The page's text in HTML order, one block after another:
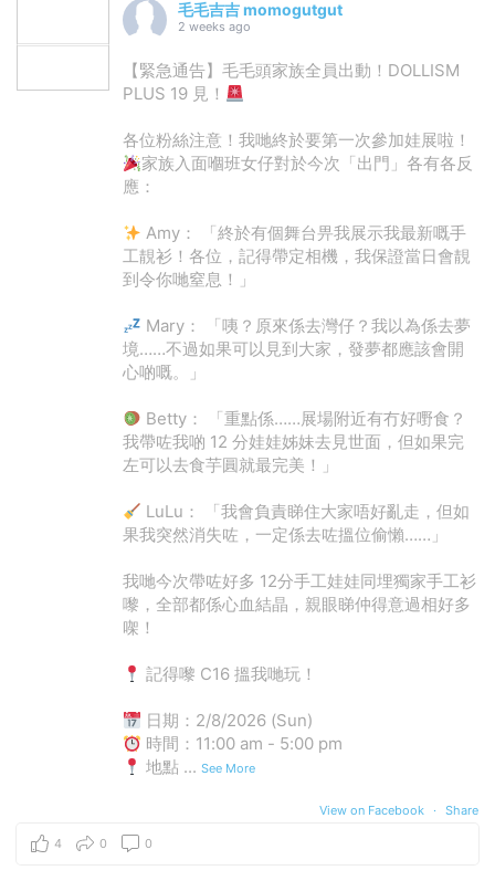
毛毛吉吉 momogutgut
2 weeks ago
【緊急通告】毛毛頭家族全員出動！DOLLISM
PLUS 19 見！
各位粉絲注意！我哋終於要第一次參加娃展啦！
家族入面嗰班女仔對於今次「出門」各有各反
應：
Amy： 「終於有個舞台畀我展示我最新嘅手
工靚衫！各位，記得帶定相機，我保證當日會靚
到令你哋窒息！」
Mary： 「咦？原來係去灣仔？我以為係去夢
境……不過如果可以見到大家，發夢都應該會開
心啲嘅。」
Betty： 「重點係……展場附近有冇好嘢食？
我帶咗我啲 12 分娃娃姊妹去見世面，但如果完
左可以去食芋圓就最完美！」
LuLu： 「我會負責睇住大家唔好亂走，但如
果我突然消失咗，一定係去咗搵位偷懶……」
我哋今次帶咗好多 12分手工娃娃同埋獨家手工衫
嚟，全部都係心血結晶，親眼睇仲得意過相好多
㗎！
記得嚟 C16 搵我哋玩！
日期：2/8/2026 (Sun)
時間：11:00 am - 5:00 pm
地點 ...See More
View on Facebook · Share
4 0 0